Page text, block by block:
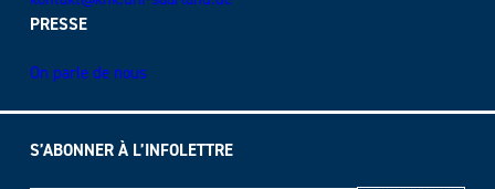
PRESSE
On parle de nous
S’ABONNER À L’INFOLETTRE